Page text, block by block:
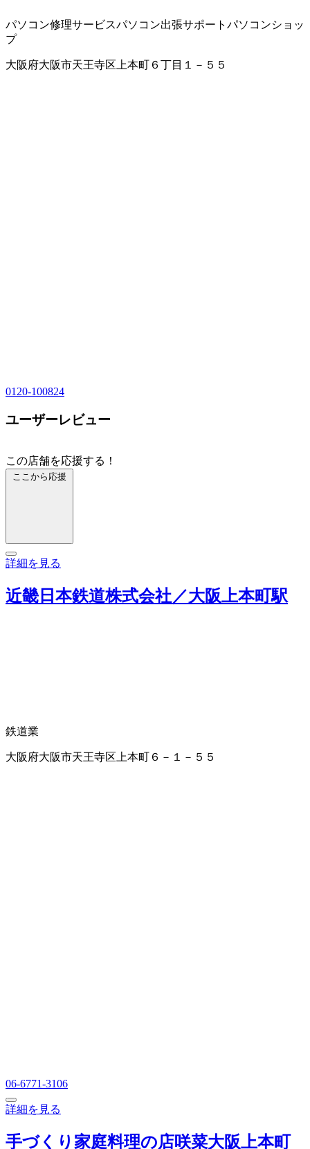
パソコン修理サービスパソコン出張サポート パソコンショッ
プ
大阪府大阪市天王寺区上本町６丁目１－５５
0120-100824
ユーザーレビュー
この店舗を応援する！
ここから応援
詳細を見る
近畿日本鉄道株式会社／大阪上本町駅
鉄道業
大阪府大阪市天王寺区上本町６－１－５５
06-6771-3106
詳細を見る
手づくり家庭料理の店咲菜大阪上本町